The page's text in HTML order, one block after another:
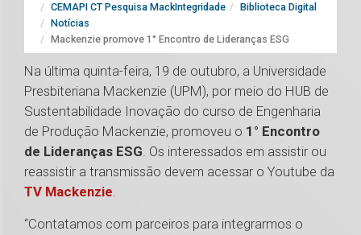
CEMAPI CT Pesquisa MackIntegridade
Biblioteca Digital
Notícias
Mackenzie promove 1° Encontro de Lideranças ESG
Na última quinta-feira, 19 de outubro, a Universidade
Presbiteriana Mackenzie (UPM), por meio do HUB de
Sustentabilidade Inovação do curso de Engenharia
de Produção Mackenzie, promoveu o 1° Encontro
de Lideranças ESG. Os interessados em assistir ou
reassistir a transmissão devem acessar o Youtube da
TV Mackenzie.
“Contatamos com parceiros para integrarmos o